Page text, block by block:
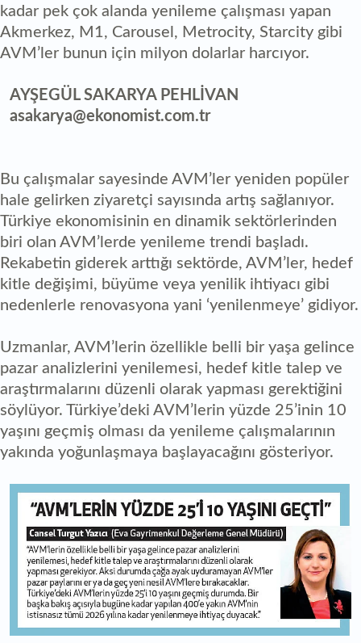
kadar pek çok alanda yenileme çalışması yapan
Akmerkez, M1, Carousel, Metrocity, Starcity gibi
AVM’ler bunun için milyon dolarlar harcıyor.
AYŞEGÜL SAKARYA PEHLİVAN
asakarya@ekonomist.com.tr
Bu çalışmalar sayesinde AVM’ler yeniden popüler
hale gelirken ziyaretçi sayısında artış sağlanıyor.
Türkiye ekonomisinin en dinamik sektörlerinden
biri olan AVM’lerde yenileme trendi başladı.
Rekabetin giderek arttığı sektörde, AVM’ler, hedef
kitle değişimi, büyüme veya yenilik ihtiyacı gibi
nedenlerle renovasyona yani ‘yenilenmeye’ gidiyor.
Uzmanlar, AVM’lerin özellikle belli bir yaşa gelince
pazar analizlerini yenilemesi, hedef kitle talep ve
araştırmalarını düzenli olarak yapması gerektiğini
söylüyor. Türkiye’deki AVM’lerin yüzde 25’inin 10
yaşını geçmiş olması da yenileme çalışmalarının
yakında yoğunlaşmaya başlayacağını gösteriyor.